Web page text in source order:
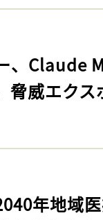
、Claude
脅威エク
年地域